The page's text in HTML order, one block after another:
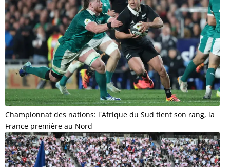
Championnat des nations: l'Afrique du Sud tient son rang, la
France première au Nord